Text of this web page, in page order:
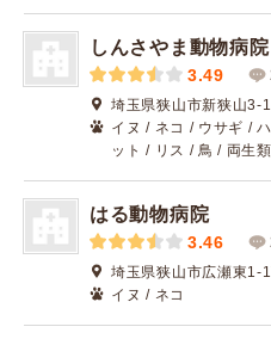
しんさやま動物病院
3.49
埼玉県狭山市新狭山3-
イヌ / ネコ / ウサギ /
ット / リス / 鳥 / 両生
はる動物病院
3.46
埼玉県狭山市広瀬東1-
イヌ / ネコ